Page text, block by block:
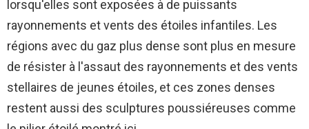
lorsqu'elles sont exposées à de puissants
rayonnements et vents des étoiles infantiles. Les
régions avec du gaz plus dense sont plus en mesure
de résister à l'assaut des rayonnements et des vents
stellaires de jeunes étoiles, et ces zones denses
restent aussi des sculptures poussiéreuses comme